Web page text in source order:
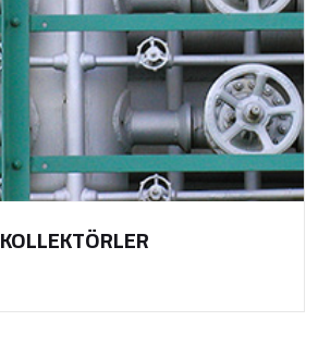
KOLLEKTÖRLER